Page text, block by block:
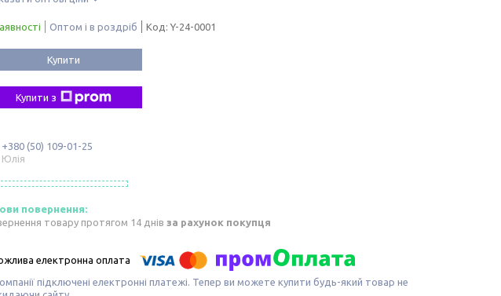
Оптом і в роздріб Код: Y-24-0001
Купити
Купити з
+380 (50) 109-01-25
Юлія
товару протягом 14 днів за рахунок покупця
підключені електронні платежі. Тепер ви можете купити будь-який товар не